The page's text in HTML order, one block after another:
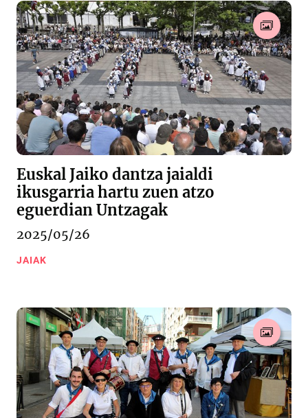
Euskal Jaiko dantza jaialdi
ikusgarria hartu zuen atzo
eguerdian Untzagak
2025/05/26
JAIAK